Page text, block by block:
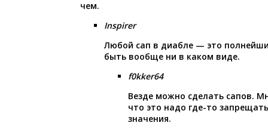
чем.
Inspirer
Любой сап в диабле — это
быть вообще ни в каком виде.
f0kker64
Везде можно сделать сапов.
что это надо где-то
значения.